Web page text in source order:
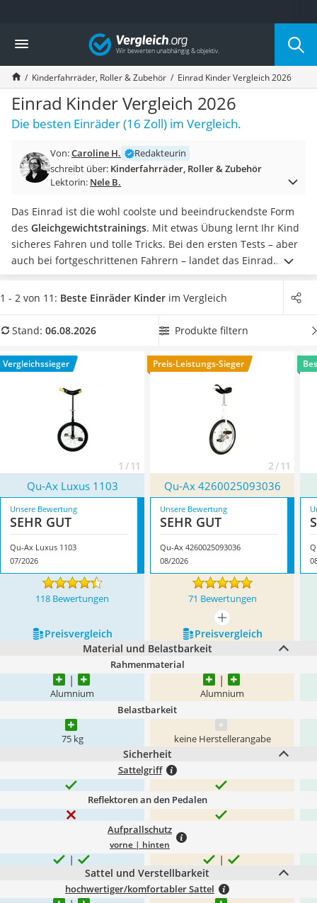
Die beliebtesten Vergleiche nach Kategorie
Kind & Baby
Babyphone mit 2 Kameras
Walkie-Talkie Kinder
Kindermatratzen
Babywippe
Rollschuhe für Kinder
Laufrad
Kinderschubkarre
Kinderuhr
Babyphone
Treppenschutzgitter
Kindersitz ab 4 Jahren
Kinderroller 3 Räder
Ferngesteuertes Auto
Kinderfahrradhelm
Kinder-Mikroskop
Ferngesteuerter Hubschrauber
Vergleich
Kinderfahrräder, Roller & Zubehör Einrad Kinder Vergleich 2026
Einrad Kinder Vergleich 2026
Die besten Einräder (16 Zoll) im Vergleich.
Von:Caroline H.
Redakteurin
schreibt über: Kinderfahrräder, Roller & Zubehör
Lektorin: Nele B.
Das Einrad ist die wohl coolste und beeindruckendste Form
des Gleichgewichtstrainings. Mit etwas Übung lernt Ihr Kind
sicheres Fahren und tolle Tricks. Bei den ersten Tests – aber
auch bei fortgeschrittenen Fahrern – landet das Einrad
gelegentlich unsanft auf dem Boden. Wenn Sie dennoch
lange etwas vom Gefährt haben möchten, wählen Sie ein
Damit Ihr Kind auch an den kurzen Tagen des Jahres sicher
den Pedalen. Überzeugt hat uns hier im August 2026
besonders das Modell
Qu-Ax Luxus 1103* mit seinen
Eigenschaften.
1 - 2 von 11: Beste Einräder Kinder im Vergleich
Stand: 06.08.2026 Produkte filtern
Vergleichssieger
1 / 11
Preis-Leistungs-Sieger
2 / 11
Qu-Ax Luxus 1103 Qu-Ax 4260025093036
Unsere Bewertung
SEHR GUT
Qu-Ax Luxus 1103
07/2026
Unsere Bewertung
SEHR GUT
Qu-Ax 4260025093036
08/2026
118 Bewertungen 71 Bewertungen
mehr anzeigen
Preis­vergleich
Preis­vergleich
Material und Belastbarkeit
Rahmenmaterial
Alumnium Alumnium
Belastbarkeit
75 kg keine Herstellerangabe
Sicherheit
Sattelgriff
Reflektoren an den Pedalen
Aufprallschutz
vorne | hinten
Sattel und Verstellbarkeit
hochwertiger/komfortabler Sattel